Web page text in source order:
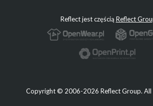
Reflect jest częścią Reflect
Copyright © 2006-2026 Reflect Group. All